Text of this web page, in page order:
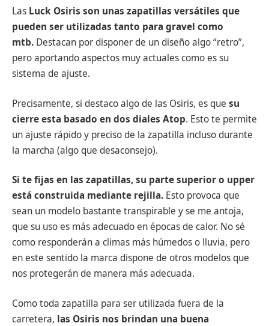
Las Luck Osiris son unas zapatillas versátiles que
pueden ser utilizadas tanto para gravel como
mtb. Destacan por disponer de un diseño algo “retro”,
pero aportando aspectos muy actuales como es su
sistema de ajuste.
Precisamente, si destaco algo de las Osiris, es que su
cierre esta basado en dos diales Atop. Esto te permite
un ajuste rápido y preciso de la zapatilla incluso durante
la marcha (algo que desaconsejo).
Si te fijas en las zapatillas, su parte superior o upper
está construida mediante rejilla. Esto provoca que
sean un modelo bastante transpirable y se me antoja,
que su uso es más adecuado en épocas de calor. No sé
como responderán a climas más húmedos o lluvia, pero
en este sentido la marca dispone de otros modelos que
nos protegerán de manera más adecuada.
Como toda zapatilla para ser utilizada fuera de la
carretera, las Osiris nos brindan una buena